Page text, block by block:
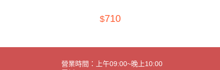
$710
營業時間：上午09:00~晚上10:00